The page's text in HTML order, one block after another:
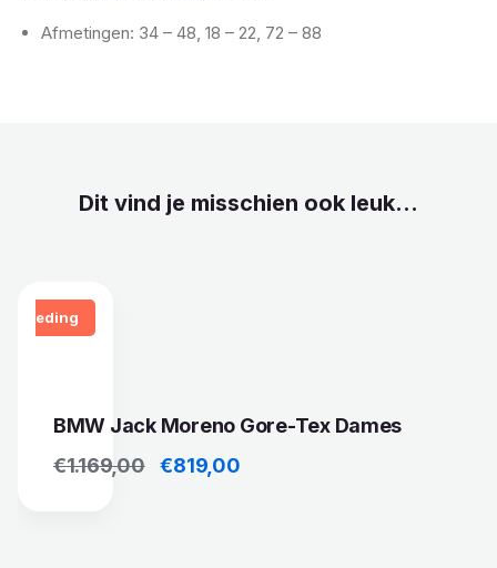
Afmetingen: 34 – 48, 18 – 22, 72 – 88
Dit vind je misschien ook leuk...
BMW Jack Moreno Gore-Tex Dames
€1.169,00 Oorspronkelijke prijs was: €1.169,00.
€819,00Huidige prijs is: €819,00.